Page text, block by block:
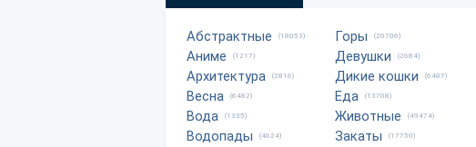
Абстрактные (18053)
Аниме (1217)
Архитектура (2816)
Весна (6482)
Вода (1335)
Водопады (4624)
Горы (20706)
Девушки (2684)
Дикие кошки (6487)
Еда (13708)
Животные (49474)
Закаты (17750)